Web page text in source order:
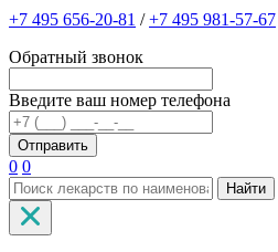
+7 495 656-20-81 /+7 495 981-57-67
Обратный звонок
Введите ваш номер телефона
0 0
Найти